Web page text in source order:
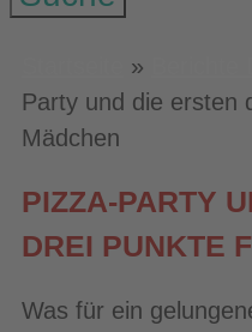
»
Party und die ersten
Mädchen
PIZZA-PARTY
DREI PUNKTE
Was für ein